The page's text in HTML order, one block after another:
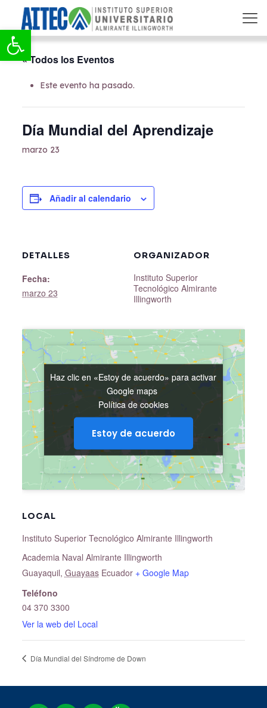
Abrir barra de herramientas
« Todos los Eventos
Este evento ha pasado.
Día Mundial del Aprendizaje
marzo 23
Añadir al calendario
DETALLES
Fecha:
marzo 23
ORGANIZADOR
Instituto Superior
Tecnológico Almirante
Illingworth
LOCAL
Instituto Superior Tecnológico Almirante Illingworth
Academia Naval Almirante Illingworth
Guayaquil, Guayaas Ecuador + Google Map
Teléfono
04 370 3300
Ver la web del Local
Haz clic en «Estoy de acuerdo» para activar
Google maps
Política de cookies
Estoy de acuerdo
Haz clic en «Estoy de acuerdo» para activar
Google maps
Política de cookies
Estoy de acuerdo
Día Mundial del Síndrome de Down